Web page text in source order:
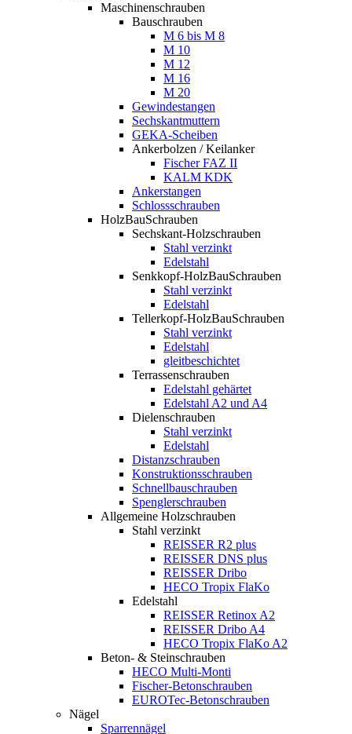
Maschinenschrauben
Bauschrauben
M 6 bis M 8
M 10
M 12
M 16
M 20
Gewindestangen
Sechskantmuttern
GEKA-Scheiben
Ankerbolzen / Keilanker
Fischer FAZ II
KALM KDK
Ankerstangen
Schlossschrauben
HolzBauSchrauben
Sechskant-Holzschrauben
Stahl verzinkt
Edelstahl
Senkkopf-HolzBauSchrauben
Stahl verzinkt
Edelstahl
Tellerkopf-HolzBauSchrauben
Stahl verzinkt
Edelstahl
gleitbeschichtet
Terrassenschrauben
Edelstahl gehärtet
Edelstahl A2 und A4
Dielenschrauben
Stahl verzinkt
Edelstahl
Distanzschrauben
Konstruktionsschrauben
Schnellbauschrauben
Spenglerschrauben
Allgemeine Holzschrauben
Stahl verzinkt
REISSER R2 plus
REISSER DNS plus
REISSER Dribo
HECO Tropix FlaKo
Edelstahl
REISSER Retinox A2
REISSER Dribo A4
HECO Tropix FlaKo A2
Beton- & Steinschrauben
HECO Multi-Monti
Fischer-Betonschrauben
EUROTec-Betonschrauben
Nägel
Sparrennägel